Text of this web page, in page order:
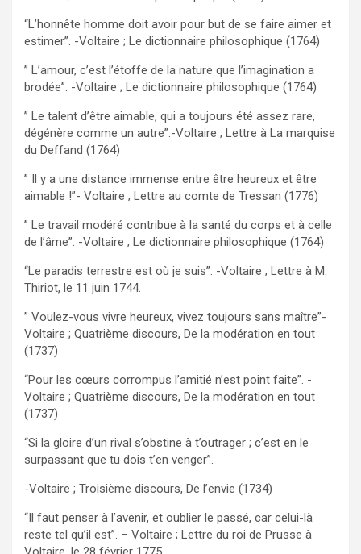
“L’honnête homme doit avoir pour but de se faire aimer et
estimer”. -Voltaire ; Le dictionnaire philosophique (1764)
” L’amour, c’est l’étoffe de la nature que l’imagination a
brodée”. -Voltaire ; Le dictionnaire philosophique (1764)
” Le talent d’être aimable, qui a toujours été assez rare,
dégénère comme un autre”.-Voltaire ; Lettre à La marquise
du Deffand (1764)
” Il y a une distance immense entre être heureux et être
aimable !”- Voltaire ; Lettre au comte de Tressan (1776)
” Le travail modéré contribue à la santé du corps et à celle
de l’âme”. -Voltaire ; Le dictionnaire philosophique (1764)
“Le paradis terrestre est où je suis”. -Voltaire ; Lettre à M.
Thiriot, le 11 juin 1744.
” Voulez-vous vivre heureux, vivez toujours sans maître”-
Voltaire ; Quatrième discours, De la modération en tout
(1737)
“Pour les cœurs corrompus l’amitié n’est point faite”. -
Voltaire ; Quatrième discours, De la modération en tout
(1737)
“Si la gloire d’un rival s’obstine à t’outrager ; c’est en le
surpassant que tu dois t’en venger”.
-Voltaire ; Troisième discours, De l’envie (1734)
“Il faut penser à l’avenir, et oublier le passé, car celui-là
reste tel qu’il est”. – Voltaire ; Lettre du roi de Prusse à